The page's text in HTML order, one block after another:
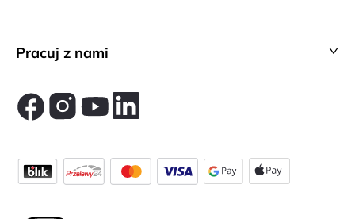
Pracuj z nami